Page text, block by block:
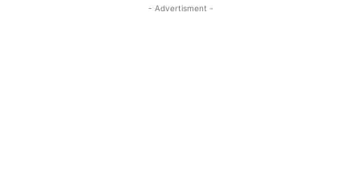
- Advertisment -